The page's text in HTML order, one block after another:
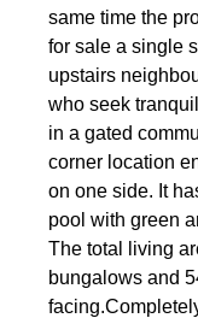
same time the
for sale a single
upstairs
who seek
in a gated
corner location
on one side. It
pool with green
The total living
bungalows and